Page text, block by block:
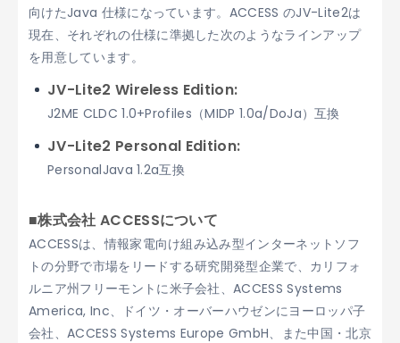
向けたJava 仕様になっています。ACCESS のJV-Lite2は
現在、それぞれの仕様に準拠した次のようなラインアップ
を用意しています。
JV-Lite2 Wireless Edition:
J2ME CLDC 1.0+Profiles（MIDP 1.0a/DoJa）互換
JV-Lite2 Personal Edition:
PersonalJava 1.2a互換
■株式会社 ACCESSについて
ACCESSは、情報家電向け組み込み型インターネットソフ
トの分野で市場をリードする研究開発型企業で、カリフォ
ルニア州フリーモントに米子会社、ACCESS Systems
America, Inc、ドイツ・オーバーハウゼンにヨーロッパ子
会社、ACCESS Systems Europe GmbH、また中国・北京